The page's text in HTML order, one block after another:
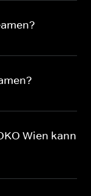
Wien kann